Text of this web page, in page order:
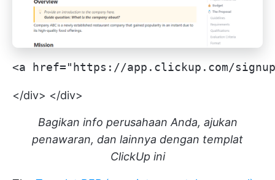
<a href="https://app.clickup.com/
</div> </div>
Bagikan info perusahaan Anda, ajukan
penawaran, dan lainnya dengan templat
ClickUp ini